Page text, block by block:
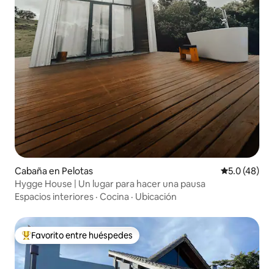
Cabaña en Pelotas Calificación
5.0 (48)
Hygge House | Un lugar para hacer una pausa
Espacios interiores · Cocina · Ubicación
De los mejores en Favorito entre huéspedes
Favorito entre huéspedes